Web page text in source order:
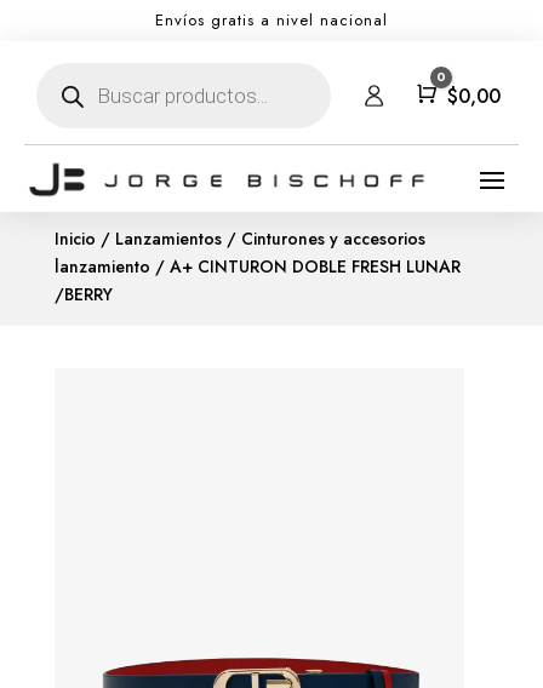
Envíos gratis a nivel nacional
productos Carro
0
$0,00
Inicio / Lanzamientos/ Cinturones y accesorios
lanzamiento / A+ CINTURON DOBLE FRESH LUNAR
/BERRY